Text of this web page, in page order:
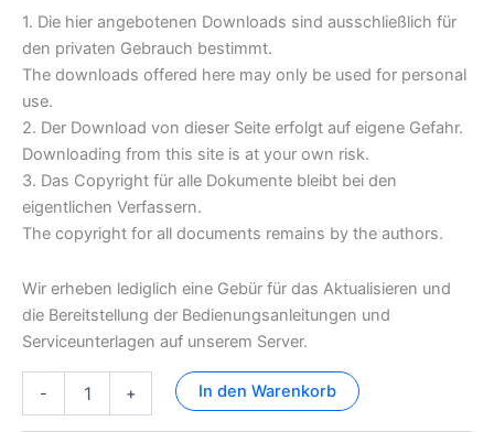
1. Die hier angebotenen Downloads sind ausschließlich für
den privaten Gebrauch bestimmt.
The downloads offered here may only be used for personal
use.
2. Der Download von dieser Seite erfolgt auf eigene Gefahr.
Downloading from this site is at your own risk.
3. Das Copyright für alle Dokumente bleibt bei den
eigentlichen Verfassern.
The copyright for all documents remains by the authors.
Wir erheben lediglich eine Gebür für das Aktualisieren und
die Bereitstellung der Bedienungsanleitungen und
Serviceunterlagen auf unserem Server.
- + In den Warenkorb